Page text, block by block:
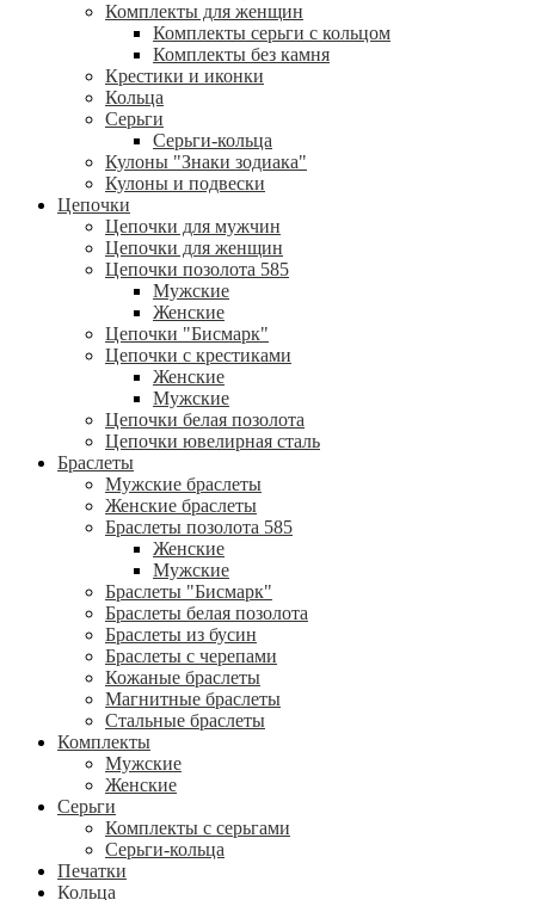
Комплекты для женщин
Комплекты серьги с кольцом
Комплекты без камня
Крестики и иконки
Кольца
Серьги
Серьги-кольца
Кулоны "Знаки зодиака"
Кулоны и подвески
Цепочки
Цепочки для мужчин
Цепочки для женщин
Цепочки позолота 585
Мужские
Женские
Цепочки "Бисмарк"
Цепочки с крестиками
Женские
Мужские
Цепочки белая позолота
Цепочки ювелирная сталь
Браслеты
Мужские браслеты
Женские браслеты
Браслеты позолота 585
Женские
Мужские
Браслеты "Бисмарк"
Браслеты белая позолота
Браслеты из бусин
Браслеты с черепами
Кожаные браслеты
Магнитные браслеты
Стальные браслеты
Комплекты
Мужские
Женские
Серьги
Комплекты с серьгами
Серьги-кольца
Печатки
Кольца